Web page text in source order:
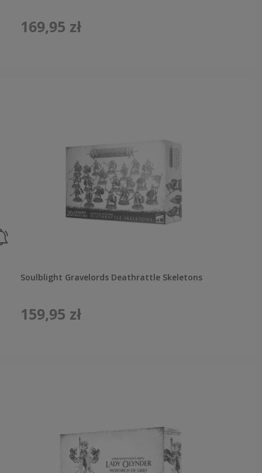
169,95 zł
Soulblight Gravelords Deathrattle Skeletons
159,95 zł